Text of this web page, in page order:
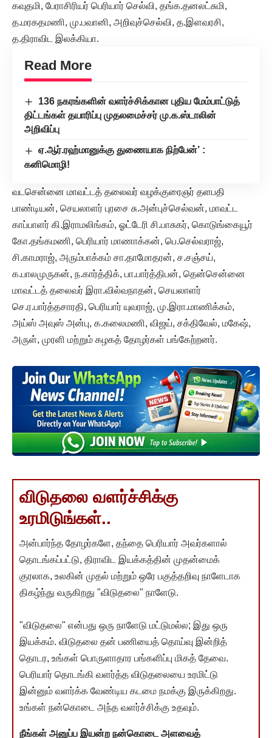
கவுதமி, பேராசிரியர் பெரியார் செல்வி, தங்க.தனலட்சுமி,
த.மரகதமணி, மு.பவானி, அறிவுச்செல்வி, த.இளவரசி,
த.திராவிட இலக்கியா.
Read More
136 நகரங்களின் வளர்ச்சிக்கான புதிய மேம்பாட்டுத்
திட்டங்கள் தயாரிப்பு முதலமைச்சர் மு.க.ஸ்டாலின்
அறிவிப்பு
ஏ.ஆர்.ரஹ்மானுக்கு துணையாக நிற்பேன்’ :
கனிமொழி!
வடசென்னை மாவட்டத் தலைவர் வழக்குரைஞர் தளபதி
பாண்டியன், செயலாளர் புரசை சு.அன்புச்செல்வன், மாவட்ட
காப்பாளர் கி.இராமலிங்கம், ஓட்டேரி சி.பாசுகர், கொடுங்கையூர்
கோ.தங்கமணி, பெரியார் மாணாக்கன், பெ.செல்வராஜ்,
சி.காமராஜ், அரும்பாக்கம் சா.தாமோதரன், ச.சஞ்சய்,
க.பாலமுருகன், ந.கார்த்திக், பா.பார்த்திபன், தென்சென்னை
மாவட்டத் தலைவர் இரா.வில்வநாதன், செயலாளர்
செ.ர.பார்த்தசாரதி, பெரியார் யுவராஜ், மு.இரா.மாணிக்கம்,
அய்ஸ் அவுஸ் அன்பு, க.கலைமணி, விஜய், சக்திவேல், மகேஷ்,
அருள், முரளி மற்றும் கழகத் தோழர்கள் பங்கேற்றனர்.
விடுதலை வளர்ச்சிக்கு
உரமிடுங்கள்..
அன்பார்ந்த தோழர்களே, தந்தை பெரியார் அவர்களால்
தொடங்கப்பட்டு, திராவிட இயக்கத்தின் முதன்மைக்
குரலாக, உலகின் முதல் மற்றும் ஒரே பகுத்தறிவு நாளேடாக
திகழ்ந்து வருகிறது "விடுதலை" நாளேடு.
"விடுதலை" என்பது ஒரு நாளேடு மட்டுமல்ல; இது ஒரு
இயக்கம். விடுதலை தன் பணியைத் தொய்வு இன்றித்
தொடர, உங்கள் பொருளாதார பங்களிப்பு மிகத் தேவை.
பெரியார் தொடங்கி வளர்த்த விடுதலையை உரமிட்டு
இன்னும் வளர்க்க வேண்டிய கடமை நமக்கு இருக்கிறது.
உங்கள் நன்கொடை அந்த வளர்ச்சிக்கு உதவும்.
நீங்கள் அனுப்ப இயன்ற நன்கொடை அளவைத்